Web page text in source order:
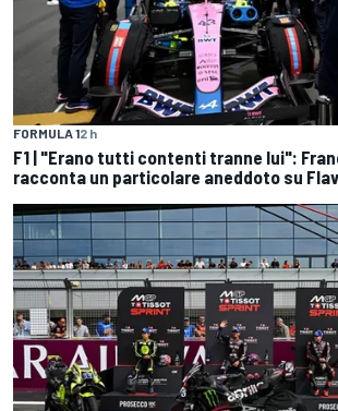
FORMULA 12 h
F1 | "Erano tutti contenti tranne lui":
racconta un particolare aneddoto su